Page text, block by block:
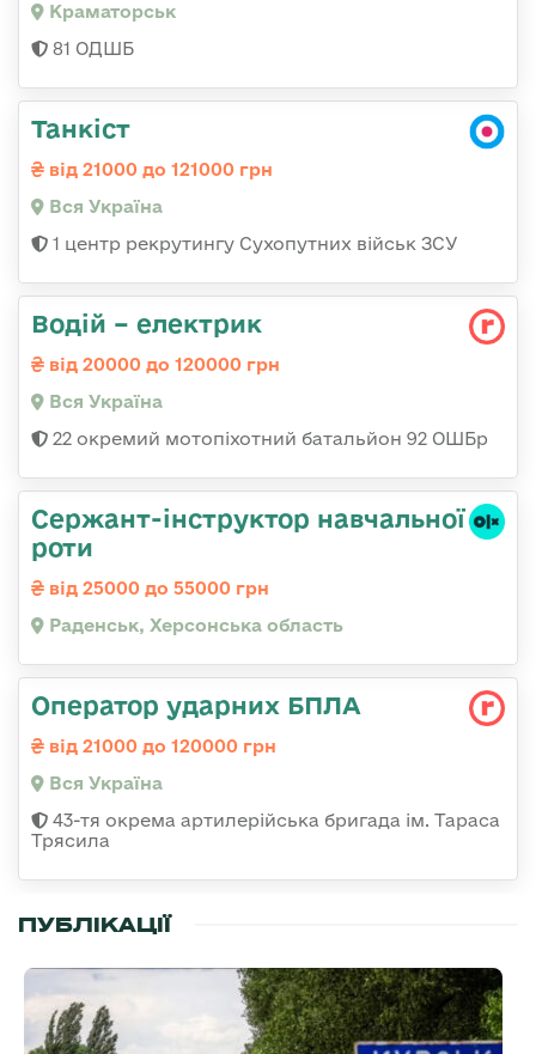
Краматорськ
81 ОДШБ
Танкіст
від 21000 до 121000 грн
Вся Україна
1 центр рекрутингу Сухопутних військ ЗСУ
Водій – електрик
від 20000 до 120000 грн
Вся Україна
22 окремий мотопіхотний батальйон 92 ОШБр
Сержант-інструктор навчальної
роти
від 25000 до 55000 грн
Раденськ, Херсонська область
Оператор ударних БПЛА
від 21000 до 120000 грн
Вся Україна
43-тя окрема артилерійська бригада ім. Тараса
Трясила
ПУБЛІКАЦІЇ